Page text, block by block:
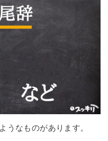
うなものがあります。